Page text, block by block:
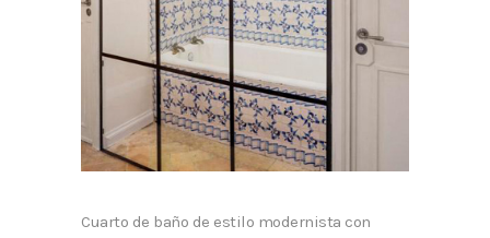
Cuarto de baño de estilo modernista con